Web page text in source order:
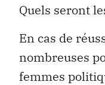
Quels seront
En cas de
nombreuses
femmes